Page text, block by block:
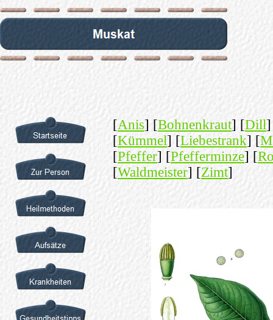
[Anis] [Bohnenkraut] [Dill
[Kümmel] [Liebestrank] [
[Pfeffer] [Pfefferminze] [
[Waldmeister] [Zimt]